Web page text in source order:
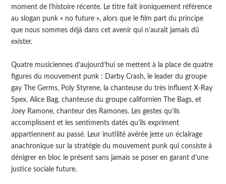
moment de l’histoire récente. Le titre fait ironiquement référence
au slogan punk « no future », alors que le film part du principe
que nous sommes déjà dans cet avenir qui n’aurait jamais dû
exister.
Quatre musiciennes d’aujourd’hui se mettent à la place de quatre
figures du mouvement punk : Darby Crash, le leader du groupe
gay The Germs, Poly Styrene, la chanteuse du très influent X-Ray
Spex, Alice Bag, chanteuse du groupe californien The Bags, et
Joey Ramone, chanteur des Ramones. Les gestes qu’ils
accomplissent et les sentiments datés qu’ils expriment
appartiennent au passé. Leur inutilité avérée jette un éclairage
anachronique sur la stratégie du mouvement punk qui consiste à
dénigrer en bloc le présent sans jamais se poser en garant d’une
justice sociale future.